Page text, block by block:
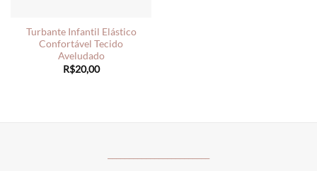
Turbante Infantil Elástico
Confortável Tecido
Aveludado
R$20,00